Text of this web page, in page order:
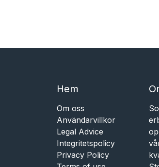
Hem​​
Om oss
Användarvillkor
Legal Advice
Integritetspolicy
Privacy Policy